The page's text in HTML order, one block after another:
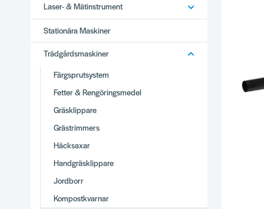
Laser- & Mätinstrument
Stationära Maskiner
Trädgårdsmaskiner
Färgsprutsystem
Fetter & Rengöringsmedel
Gräsklippare
Grästrimmers
Häcksaxar
Handgräsklippare
Jordborr
Kompostkvarnar
Brett
Stor